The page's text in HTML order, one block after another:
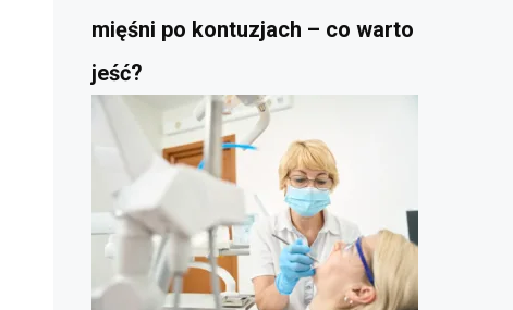
mięśni po kontuzjach – co warto
jeść?